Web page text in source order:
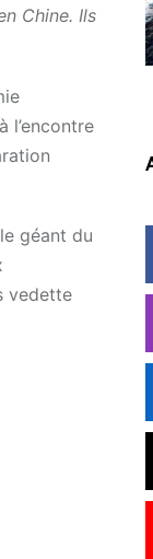
Chine. Ils
l’encontre
géant du
vedette